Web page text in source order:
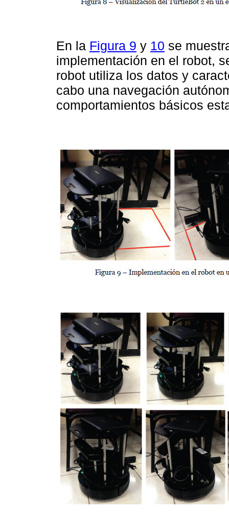
En la Figura 9 y 10 se
implementación en el robot,
robot utiliza los datos y
cabo una navegación
comportamientos básicos